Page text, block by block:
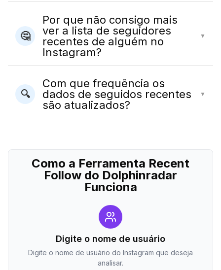
🤔
Por que não consigo mais
ver a lista de seguidores
recentes de alguém no
Instagram?
▼
🔍
Com que frequência os
dados de seguidos recentes
são atualizados?
▼
Como a Ferramenta Recent
Follow do Dolphinradar
Funciona
Digite o nome de usuário
Digite o nome de usuário do Instagram que deseja
analisar.